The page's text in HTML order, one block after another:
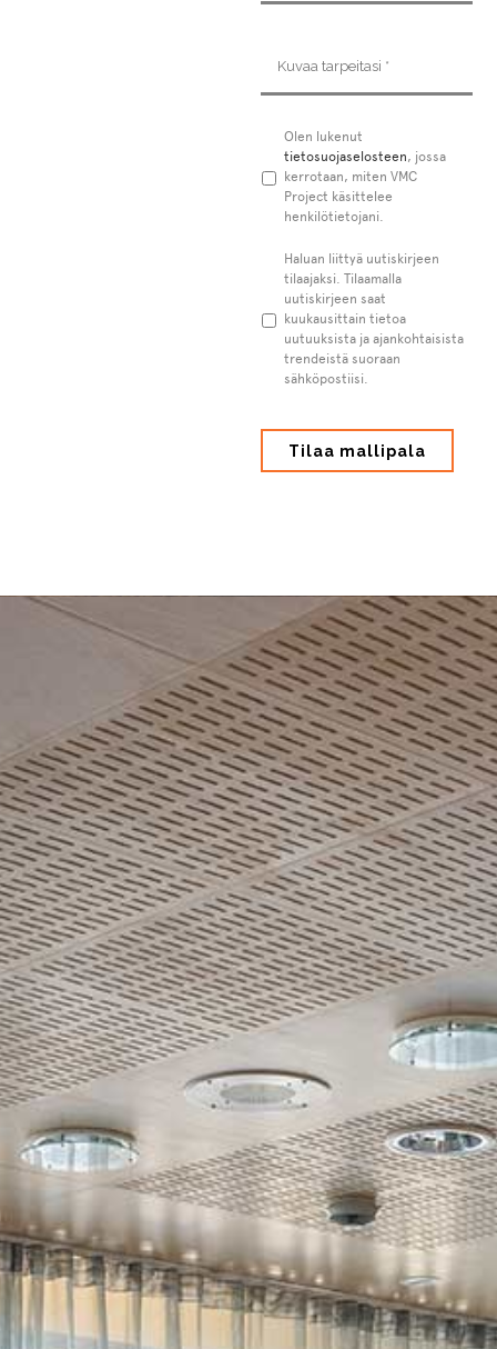
tarpeitasi *
Tietosuojaseloste
Olen lukenut
tietosuojaselosteen, jossa
kerrotaan, miten VMC
Project käsittelee
henkilötietojani.
Uutiskirje
Haluan liittyä uutiskirjeen
tilaajaksi. Tilaamalla
uutiskirjeen saat
kuukausittain tietoa
uutuuksista ja ajankohtaisista
trendeistä suoraan
sähköpostiisi.